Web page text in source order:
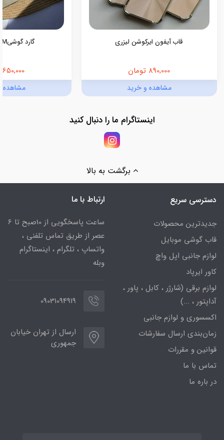
قاب آیفون ایرکوشن لیزری
890,000 تومان
مشاهده و خرید
گارد گوشیmagic SAM
650,000 تومان
مشاهده
اینستاگرام ما را دنبال کنید
برگشت به بالا
دسترسی سریع
جدیدترین محصولات
قاب گوشی موبایل
لوازم جانبی اپل واچ
کاور ایرپاد
لوازم برقی (شارژر ، کابل ، پاور ،
آداپتور ، ...)
اکسسوری و لوازم جانبی
زمان‌بندی ارسال سفارشات
قوانین و مقررات
تماس با ما
در باره ما
ارتباط با ما
ساعت پاسخگویی از 10صبح تا 6
عصر از طریق تماس تلفنی ،
واتساپ ، تلگرام ، اینستاگرام
وبله
09031094919
ارسال از تهران خیابان
جمهوری